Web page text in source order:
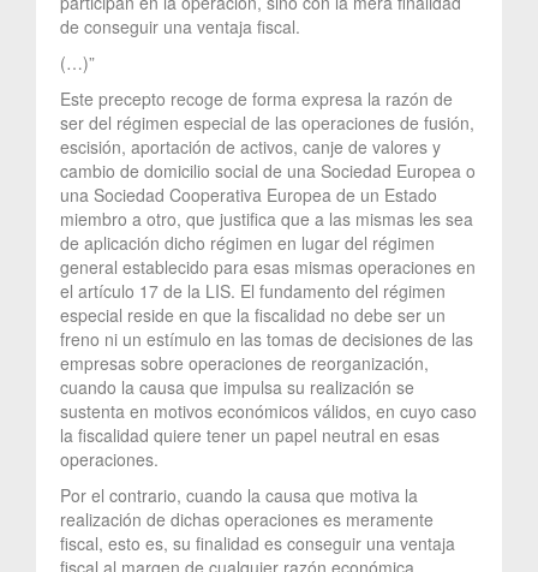
de conseguir una ventaja fiscal.
(…)”
Este precepto recoge de forma expresa la razón de
ser del régimen especial de las operaciones de fusión,
escisión, aportación de activos, canje de valores y
cambio de domicilio social de una Sociedad Europea o
una Sociedad Cooperativa Europea de un Estado
miembro a otro, que justifica que a las mismas les sea
de aplicación dicho régimen en lugar del régimen
general establecido para esas mismas operaciones en
el artículo 17 de la LIS. El fundamento del régimen
especial reside en que la fiscalidad no debe ser un
freno ni un estímulo en las tomas de decisiones de las
empresas sobre operaciones de reorganización,
cuando la causa que impulsa su realización se
sustenta en motivos económicos válidos, en cuyo caso
la fiscalidad quiere tener un papel neutral en esas
operaciones.
Por el contrario, cuando la causa que motiva la
realización de dichas operaciones es meramente
fiscal, esto es, su finalidad es conseguir una ventaja
fiscal al margen de cualquier razón económica